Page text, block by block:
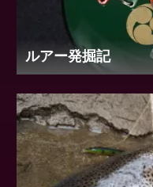
ヒグマ 第2部 釣り